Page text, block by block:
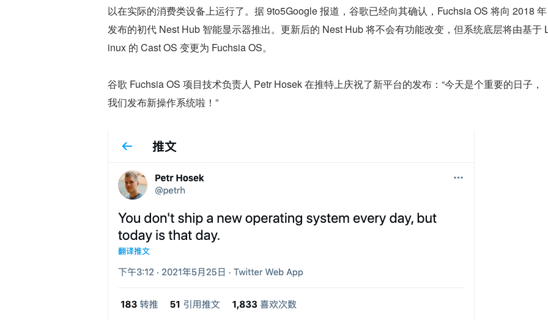
以在实际的消费类设备上运行了。据 9to5Google 报道，谷歌已经向其确认，Fuchsia OS 将向 2018 年
发布的初代 Nest Hub 智能显示器推出。更新后的 Nest Hub 将不会有功能改变，但系统底层将由基于
inux 的 Cast OS 变更为 Fuchsia OS。
谷歌 Fuchsia OS 项目技术负责人 Petr Hosek 在推特上庆祝了新平台的发布：“今天是个重要的日子，
我们发布新操作系统啦！”